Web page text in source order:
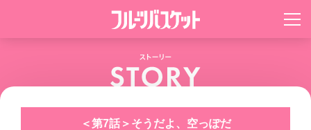
＜第7話＞そうだよ、空っぽだ